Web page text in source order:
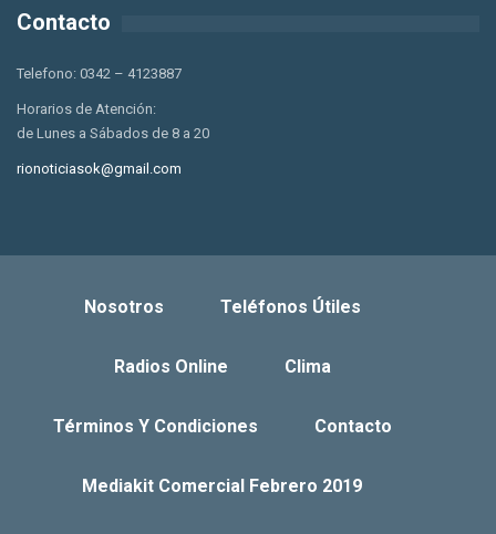
Contacto
Telefono: 0342 – 4123887
Horarios de Atención:
de Lunes a Sábados de 8 a 20
rionoticiasok@gmail.com
Nosotros Teléfonos Útiles
Radios Online Clima
Términos Y Condiciones Contacto
Mediakit Comercial Febrero 2019